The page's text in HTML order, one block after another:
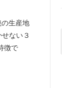
生産地
ない３
徴で